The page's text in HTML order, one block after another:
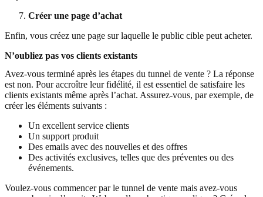
Créer une page d’achat
Enfin, vous créez une page sur laquelle le public cible peut acheter.
N’oubliez pas vos clients existants
Avez-vous terminé après les étapes du tunnel de vente ? La réponse
est non. Pour accroître leur fidélité, il est essentiel de satisfaire les
clients existants même après l’achat. Assurez-vous, par exemple, de
créer les éléments suivants :
Un excellent service clients
Un support produit
Des emails avec des nouvelles et des offres
Des activités exclusives, telles que des préventes ou des
événements.
Voulez-vous commencer par le tunnel de vente mais avez-vous